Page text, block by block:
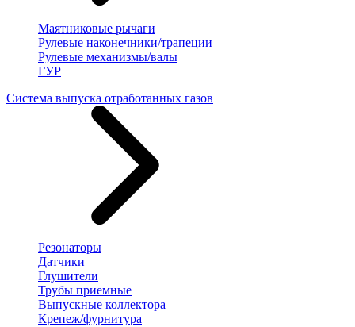
Маятниковые рычаги
Рулевые наконечники/трапеции
Рулевые механизмы/валы
ГУР
Система выпуска отработанных газов
Резонаторы
Датчики
Глушители
Трубы приемные
Выпускные коллектора
Крепеж/фурнитура